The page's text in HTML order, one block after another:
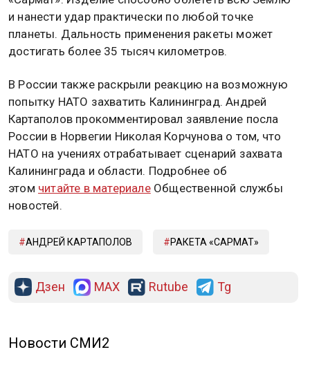
и нанести удар практически по любой точке
планеты. Дальность применения ракеты может
достигать более 35 тысяч километров.
В России также раскрыли реакцию на возможную
попытку НАТО захватить Калининград. Андрей
Картаполов прокомментировал заявление посла
России в Норвегии Николая Корчунова о том, что
НАТО на учениях отрабатывает сценарий захвата
Калининграда и области. Подробнее об
этом читайте в материалеОбщественной службы
новостей.
АНДРЕЙ КАРТАПОЛОВ РАКЕТА «САРМАТ»
Дзен MAX Rutube Tg
Новости СМИ2